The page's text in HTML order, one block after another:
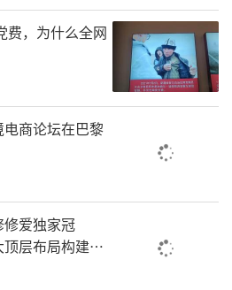
道
海南8.6%、西藏8.4%、
、青海6.8%、甘肃6.
好局面。
费，为什么全网
商论坛在巴黎
爱独家冠
层布局构建全